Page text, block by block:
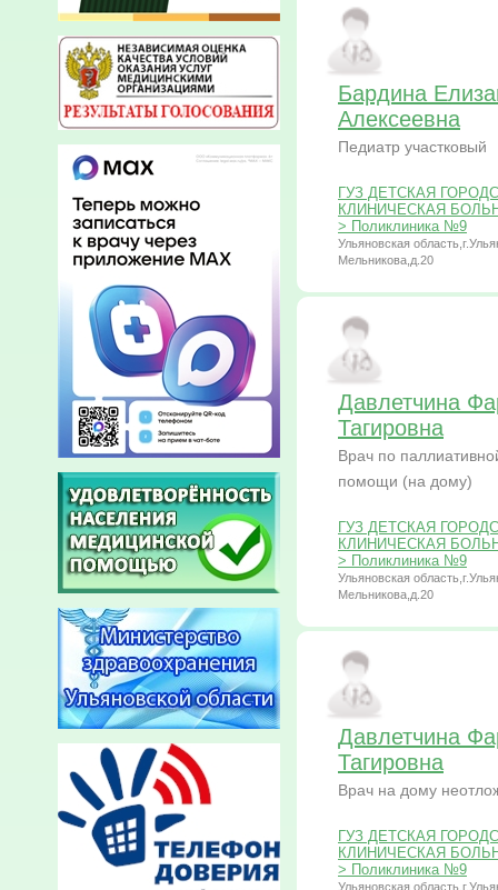
Бардина
Алексеевна
Педиатр участковый
ГУЗ ДЕТСКАЯ
КЛИНИЧЕСКАЯ
> Поликлиника №9
Ульяновская
Мельникова,д.20
Давлетчина
Тагировна
Врач по
помощи (на дому)
ГУЗ ДЕТСКАЯ
КЛИНИЧЕСКАЯ
> Поликлиника №9
Ульяновская
Мельникова,д.20
Давлетчина
Тагировна
Врач на дому
ГУЗ ДЕТСКАЯ
КЛИНИЧЕСКАЯ
> Поликлиника №9
Ульяновская